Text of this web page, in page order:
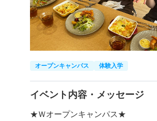
オープンキャンパス 体験入学
イベント内容・メッセージ
★Ｗオープンキャンパス★